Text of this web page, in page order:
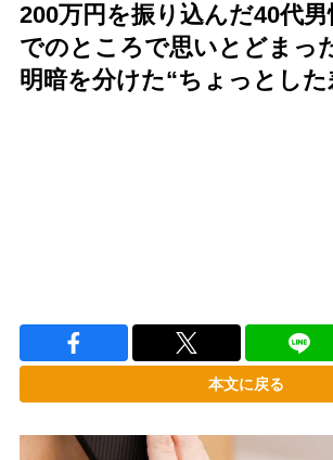
200万円を振り込んだ40代
でのところで思いとどまっ
明暗を分けた“ちょっとした
本文に戻る